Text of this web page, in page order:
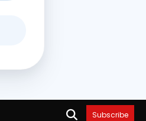
Subscribe